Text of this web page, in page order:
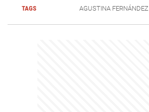
TAGS AGUSTINA FERNÁNDEZ